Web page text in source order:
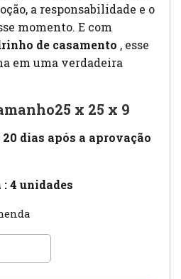
a responsabilidade e o
momento. E com
de casamento , esse
em uma verdadeira
x 25 x 9
dias após a aprovação
4 unidades
25 x